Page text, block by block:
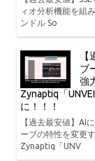
ィオ分析機能を組
ンドル So
ブ
強
Zynaptiq「
に！！！
【過去最安値】AI
ーブの特性を変更
Zynaptiq「UNV